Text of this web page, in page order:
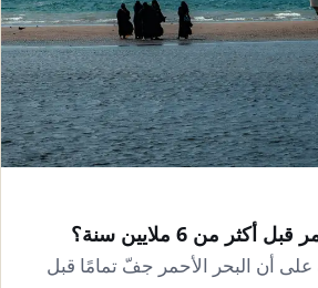
من 6 ملايين سنة؟
أن البحر الأحمر جفّ تمامًا قبل